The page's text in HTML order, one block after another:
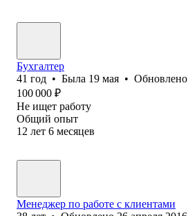
Бухгалтер
41 год • Была 19 мая • Обновлено
100 000 ₽
Не ищет работу
Общий опыт
12 лет 6 месяцев
Менеджер по работе с клиентами